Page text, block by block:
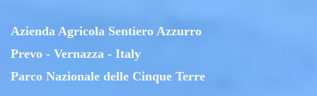
Azienda Agricola Sentiero Azzurro
Prevo - Vernazza - Italy
Parco Nazionale delle Cinque Terre